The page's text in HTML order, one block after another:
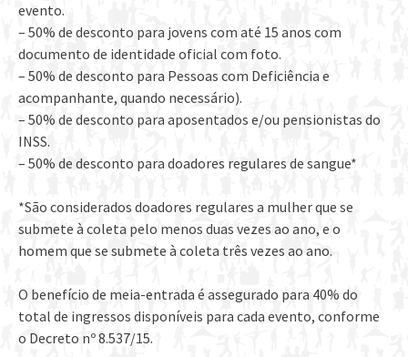
evento.
– 50% de desconto para jovens com até 15 anos com
documento de identidade oficial com foto.
– 50% de desconto para Pessoas com Deficiência e
acompanhante, quando necessário).
– 50% de desconto para aposentados e/ou pensionistas do
INSS.
– 50% de desconto para doadores regulares de sangue*
*São considerados doadores regulares a mulher que se
submete à coleta pelo menos duas vezes ao ano, e o
homem que se submete à coleta três vezes ao ano.
O benefício de meia-entrada é assegurado para 40% do
total de ingressos disponíveis para cada evento, conforme
o Decreto nº 8.537/15.